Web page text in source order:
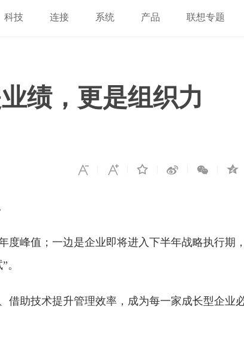
科技 连接 系统 产品 联想专题
绩，更是组织力
峰值；一边是企业即将进入下半年战略执行期，
。
借助技术提升管理效率，成为每一家成长型企业